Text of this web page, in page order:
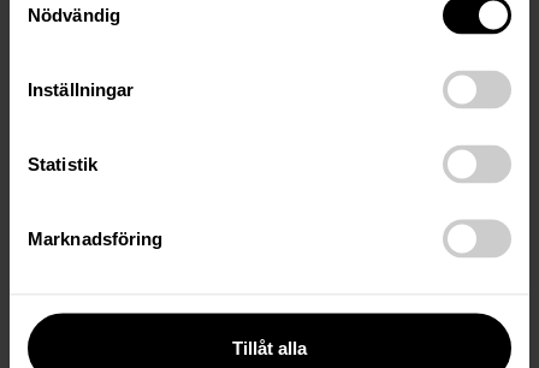
Nödvändig
Inställningar
Statistik
Marknadsföring
Tillåt alla
DalNord Holding ABs konkursbo, 556635-2059. Följande
till komplett anbudsunderlag nedan på sidan…
Anbudsunderlag: Nordiska
Nordiska Kvalitetspooler AB i konkurs, 556736-6827
Bakgrund Nordiska Kvalitetspooler AB, 556736-6827,